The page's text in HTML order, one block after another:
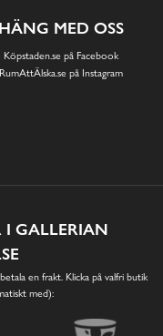
HÄNG MED OSS
Köpstaden.se på Facebook
RumAttÄlska.se på Instagram
I GALLERIAN
en frakt. Klicka på valfri butik
med):